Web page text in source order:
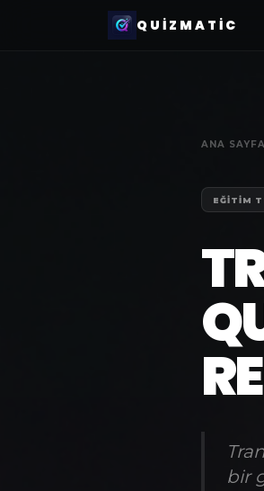
QUIZMATIC
ANA SAYFA
EĞITIM
bir